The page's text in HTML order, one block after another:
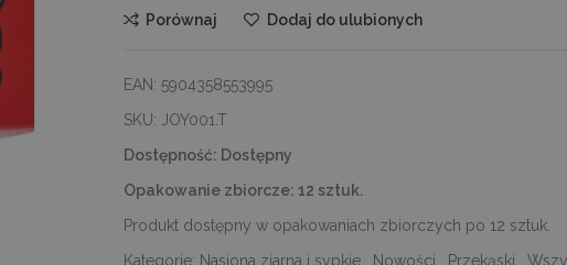
Porównaj Dodaj do ulubionych
EAN: 5904358553995
SKU: JOY001.T
Dostępność: Dostępny
Opakowanie zbiorcze: 12 sztuk.
Produkt dostępny w opakowaniach zbiorczych po 12 sztuk.
Kategorie: Nasiona ziarna i sypkie Nowości Przekąski